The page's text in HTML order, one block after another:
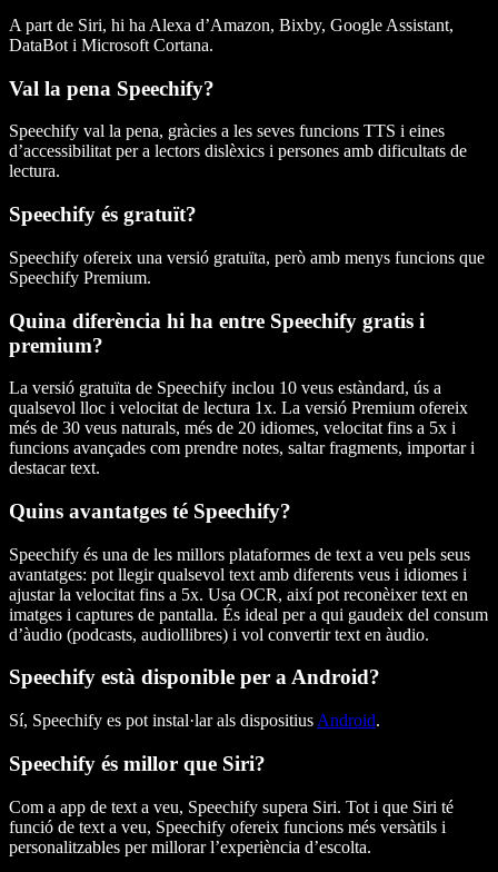
A part de Siri, hi ha Alexa d’Amazon, Bixby, Google Assistant,
DataBot i Microsoft Cortana.
Val la pena Speechify?
Speechify val la pena, gràcies a les seves funcions TTS i eines
d’accessibilitat per a lectors dislèxics i persones amb dificultats de
lectura.
Speechify és gratuït?
Speechify ofereix una versió gratuïta, però amb menys funcions que
Speechify Premium.
Quina diferència hi ha entre Speechify gratis i
premium?
La versió gratuïta de Speechify inclou 10 veus estàndard, ús a
qualsevol lloc i velocitat de lectura 1x. La versió Premium ofereix
més de 30 veus naturals, més de 20 idiomes, velocitat fins a 5x i
funcions avançades com prendre notes, saltar fragments, importar i
destacar text.
Quins avantatges té Speechify?
Speechify és una de les millors plataformes de text a veu pels seus
avantatges: pot llegir qualsevol text amb diferents veus i idiomes i
ajustar la velocitat fins a 5x. Usa OCR, així pot reconèixer text en
imatges i captures de pantalla. És ideal per a qui gaudeix del consum
d’àudio (podcasts, audiollibres) i vol convertir text en àudio.
Speechify està disponible per a Android?
Sí, Speechify es pot instal·lar als dispositius Android.
Speechify és millor que Siri?
Com a app de text a veu, Speechify supera Siri. Tot i que Siri té
funció de text a veu, Speechify ofereix funcions més versàtils i
personalitzables per millorar l’experiència d’escolta.